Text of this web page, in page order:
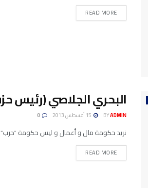
READ MORE
البحري الجلاصي (رئيس
BYADMIN
نريد حكومة مال و أعمال و ليس حكومة "حرب"
READ MORE